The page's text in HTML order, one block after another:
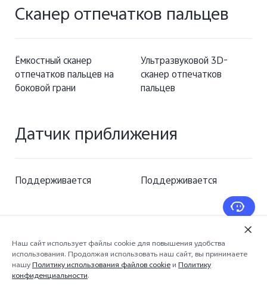
Сканер отпечатков пальцев
Ёмкостный сканер
отпечатков пальцев на
боковой грани
Ультразвуковой 3D-
сканер отпечатков
пальцев
Датчик приближения
Поддерживается Поддерживается
* Подробная информация о каждом смартфоне
доступна в разделе «Узнать больше»
Наш сайт использует файлы cookie для повышения удобства
использования. Продолжая использовать наш сайт, вы принимаете
нашуПолитику использования файлов cookieиПолитику
конфиденциальности.